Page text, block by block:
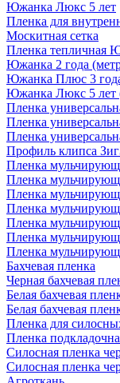
Южанка Люкс 5 лет
Пленка для
Москитная сетка
Пленка тепличная
Южанка 2 года
Южанка Плюс 3
Южанка Люкс 5 лет
Пленка
Пленка
Пленка
Профиль клипса
Пленка
Пленка
Пленка
Пленка
Пленка
Пленка
Пленка
Бахчевая пленка
Черная бахчевая
Белая бахчевая
Белая бахчевая
Пленка для
Пленка
Силосная пленка
Силосная пленка